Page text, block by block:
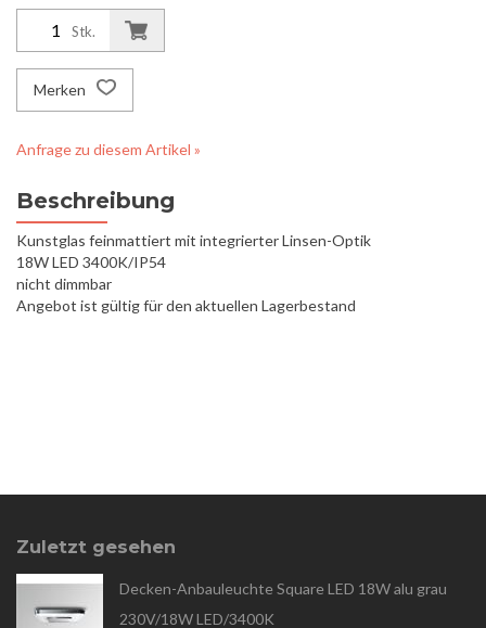
Stk.
Merken
Anfrage zu diesem Artikel »
Beschreibung
Kunstglas feinmattiert mit integrierter Linsen-Optik
18W LED 3400K/IP54
nicht dimmbar
Angebot ist gültig für den aktuellen Lagerbestand
Zuletzt gesehen
Decken-Anbauleuchte Square LED 18W alu grau
230V/18W LED/3400K